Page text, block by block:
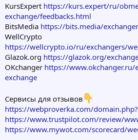
KursExpert https://kurs.expert/ru/
exchange/feedbacks.html
BitsMedia https://bits.media/
WellCrypto
https://wellcrypto.io/ru/exchangers/
Glazok.org https://glazok.org/
OKchanger https://www.okchanger.ru/
exchange
Сервисы для отзывов
https://webproverka.com/
https://www.trustpilot.com/review/
https://www.mywot.com/scorecard/